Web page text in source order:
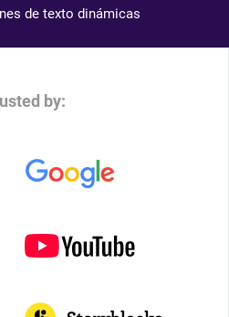
de texto dinámicas
by: